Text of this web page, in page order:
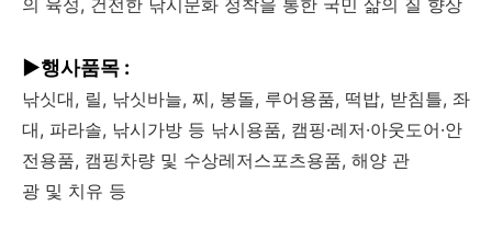
▶행사품목 :
낚싯대, 릴, 낚싯바늘, 찌, 봉돌, 루어용품, 떡밥, 받침틀, 좌
대, 파라솔, 낚시가방 등 낚시용품, 캠핑·레저·아웃도어·안
전용품, 캠핑차량 및 수상레저스포츠용품, 해양 관
광 및 치유 등